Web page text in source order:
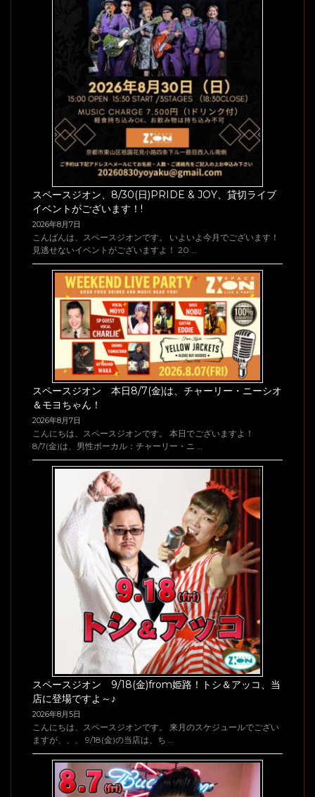
スペースジオン、8/30(日)PRIDE & JOY、貸切ライブ
イベントがございます！!
2026年8月7日
こんばんは、スペースジオンです。 いよいよ今月でございます！
見逃せないイベントがございますよ！ 20 …
スペースジオン 本日8/7(金)は、チャーリー・ニーシオ
＆モヨちゃん！
2026年8月7日
こんにちは、スペースジオンです。 本日でございますよ！
8/7(金)は、男性ボーカル：チャーリー・ニ …
スペースジオン 9/18(金)from姫路！トシ＆アッコ、当
店に登場ですよ～♪
2026年8月5日
こんにちは、スペースジオンです。 来月のスケジュールでござい
ますが、、、 9/18(金)の当店は、ち …